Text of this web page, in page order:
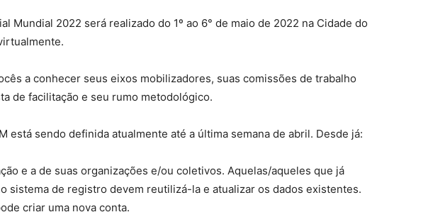
Mundial 2022 será realizado do 1º ao 6° de maio de 2022 na Cidade do
a conhecer seus eixos mobilizadores, suas comissões de trabalho
de facilitação e seu rumo metodológico.
está sendo definida atualmente até a última semana de abril. Desde já:
e a de suas organizações e/ou coletivos. Aquelas/aqueles que já
sistema de registro devem reutilizá-la e atualizar os dados existentes.
criar uma nova conta.